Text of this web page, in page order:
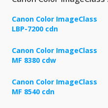
Canon Color ImageClass
LBP-7200 cdn
Canon Color ImageClass
MF 8380 cdw
Canon Color ImageClass
MF 8540 cdn